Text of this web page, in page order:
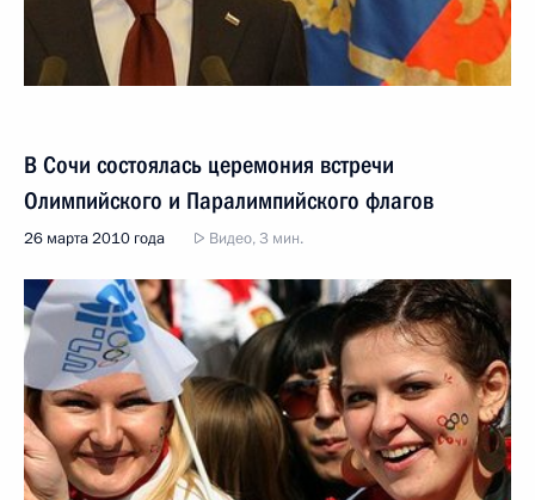
В Сочи состоялась церемония встречи
Олимпийского и Паралимпийского флагов
26 марта 2010 года Видео, 3 мин.